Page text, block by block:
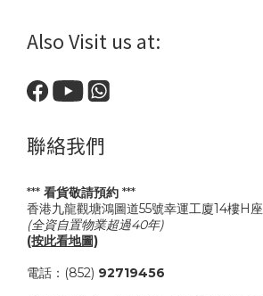
Also Visit us at:
聯絡我們
*** 看貨敬請預約 ***
香港九龍觀塘鴻圖道55號幸運工廈14樓H座
(全資自置物業超過40年)
(按此看地圖)
電話：(852) 92719456